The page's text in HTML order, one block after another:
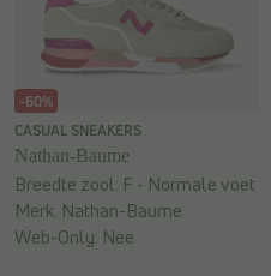
-60%
CASUAL SNEAKERS
Nathan-Baume
Breedte zool: F - Normale voet
Merk: Nathan-Baume
Web-Only: Nee